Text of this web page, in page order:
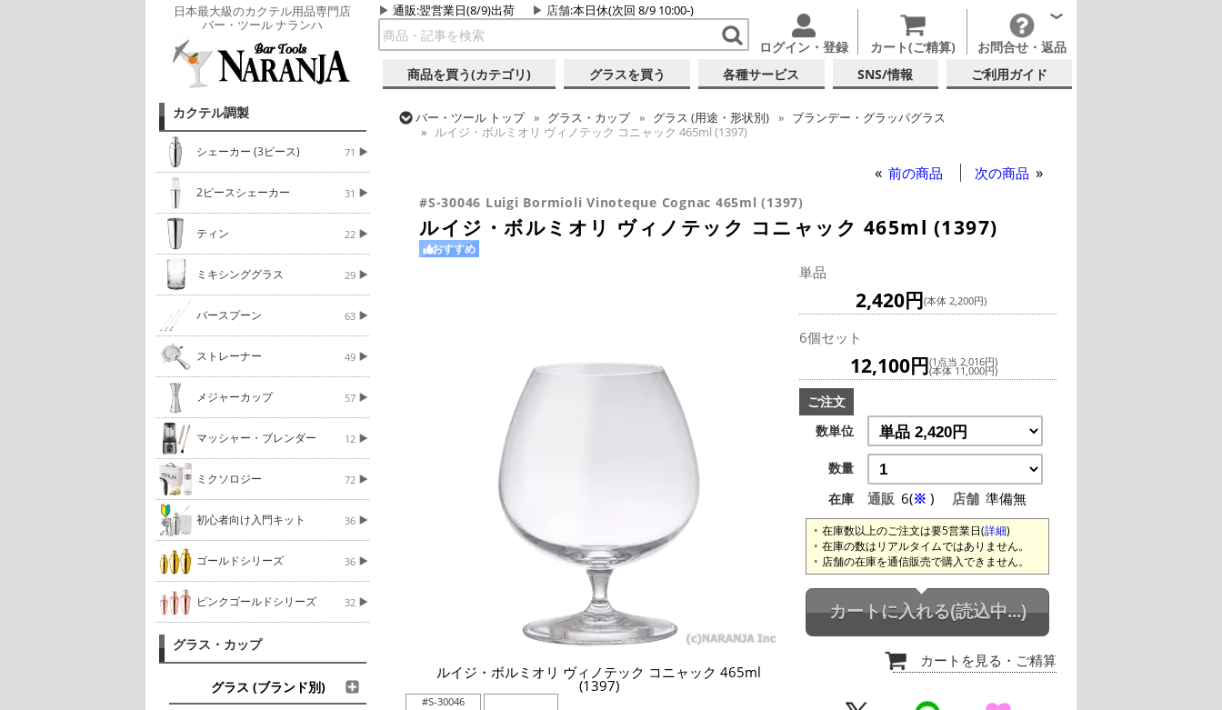
日本最大級のカクテル用品専門店
バー・ツール ナランハ
通販:翌営業日(8/9)出荷 店舗:本日休(次回 8/9 10:00-)
ログイン・登録 カート(ご精算) お問合せ・返品
商品を買う(カテゴリ) グラスを買う 各種サービス SNS/情報 ご利用ガイド
カクテル調製
シェーカー (3ピース) 71
2ピースシェーカー 31
ティン 22
ミキシンググラス 29
バースプーン 63
ストレーナー 49
メジャーカップ 57
マッシャー・ブレンダー 12
ミクソロジー 72
初心者向け入門キット 36
ゴールドシリーズ 36
ピンクゴールドシリーズ 32
グラス・カップ
グラス (ブランド別)
バー・ツール トップ グラス・カップ グラス (用途・形状別)
ブランデー・グラッパグラス
ルイジ・ボルミオリ ヴィノテック コニャック 465ml (1397)
前の商品 次の商品
#S-30046 Luigi Bormioli Vinoteque Cognac 465ml (1397)
ルイジ・ボルミオリ ヴィノテック コニャック 465ml (1397)
おすすめ
ルイジ・ボルミオリ ヴィノテック コニャック 465ml
(1397)
#S-30046
単品
2,420円(本体 2,200円)
6個セット
12,100円(1点当 2,016円)
(本体 11,000円)
ご注文
数単位
数量
在庫
通販 6(※ ) 店舗 準備無
在庫数以上のご注文は要5営業日(詳細)
在庫の数はリアルタイムではありません。
店舗の在庫を通信販売で購入できません。
カートに入れる(読込中...)
カートを見る ・ご精算